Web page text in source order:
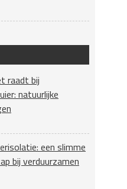
raadt bij
natuurlijke
een slimme
bij verduurzamen